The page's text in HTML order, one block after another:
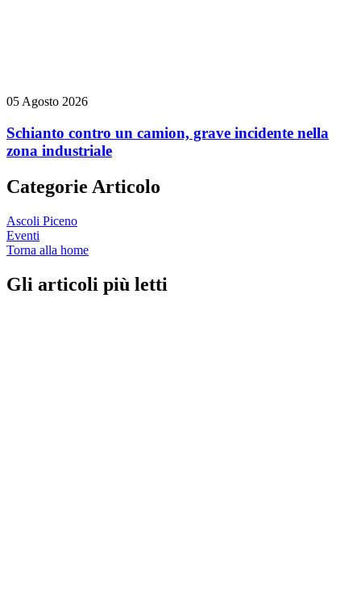
05 Agosto 2026
Schianto contro un camion, grave incidente nella
zona industriale
Categorie Articolo
Ascoli Piceno
Eventi
Torna alla home
Gli articoli più letti